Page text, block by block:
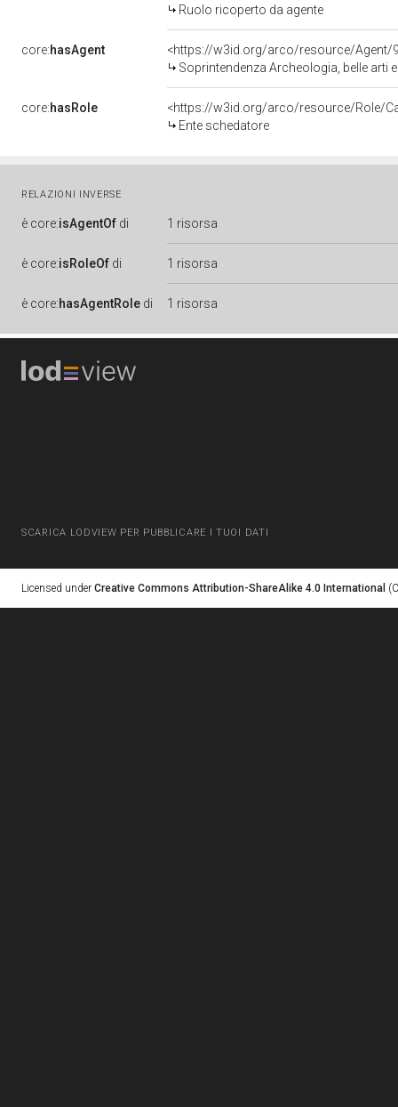
Ruolo ricoperto da agente
core:hasAgent
<https://w3id.org/arco/resource/Agent/
Soprintendenza Archeologia, belle arti
core:hasRole
<https://w3id.org/arco/resource/Role/
Ente schedatore
RELAZIONI INVERSE
è core:isAgentOf di 1 risorsa
è core:isRoleOf di 1 risorsa
è core:hasAgentRole di 1 risorsa
SCARICA LODVIEW PER PUBBLICARE I TUOI DATI
Licensed under Creative Commons Attribution-ShareAlike 4.0 International